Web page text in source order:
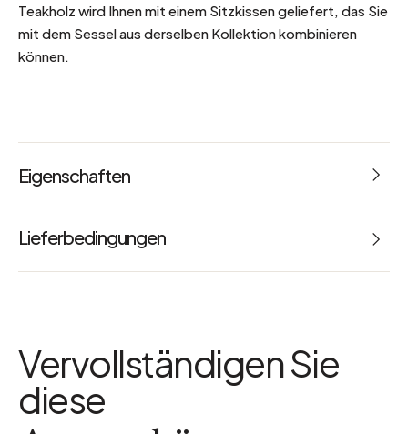
Teakholz wird Ihnen mit einem Sitzkissen geliefert, das Sie
mit dem Sessel aus derselben Kollektion kombinieren
können.
Eigenschaften
Maße: L 120 x B 75 x H 75 cm
Holz
Abnehmbarer Bezug
Ja
Lieferbedingungen
Vervollständigen Sie
diese